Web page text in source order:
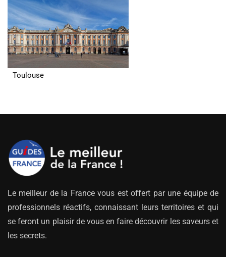
Toulouse
Le meilleur de la France vous est offert par une équipe de
professionnels réactifs, connaissant leurs territoires et qui
se feront un plaisir de vous en faire découvrir les saveurs et
les secrets.